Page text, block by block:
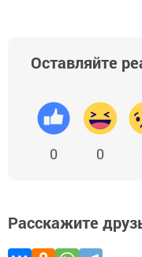
Оставляйте
0 0
Расскажите